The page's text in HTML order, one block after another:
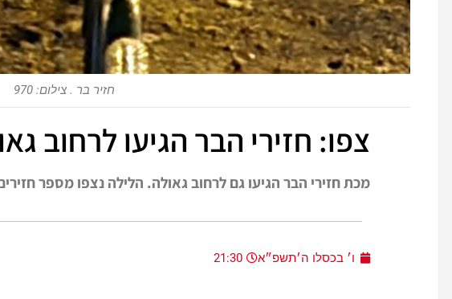
חזיר בר . צילום: 970
צפו: חזירי הבר הגיעו לרחוב
מכת חזירי הבר הגיעו גם לרחוב גאולה. הלילה נצפו מספר
ו׳ בכסלו ה׳תשפ״א 21:30